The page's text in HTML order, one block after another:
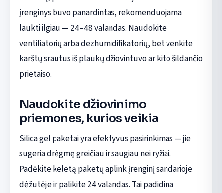
įrenginys buvo panardintas, rekomenduojama
laukti ilgiau — 24–48 valandas. Naudokite
ventiliatorių arba dezhumidifikatorių, bet venkite
karštų srautus iš plaukų džiovintuvo ar kito šildančio
prietaiso.
Naudokite džiovinimo
priemones, kurios veikia
Silica gel paketai yra efektyvus pasirinkimas — jie
sugeria drėgmę greičiau ir saugiau nei ryžiai.
Padėkite keletą paketų aplink įrenginį sandarioje
dėžutėje ir palikite 24 valandas. Tai padidina